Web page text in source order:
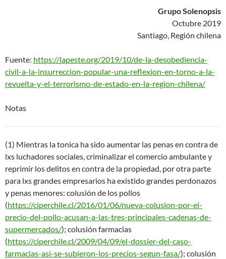
Grupo Solenopsis
Octubre 2019
Santiago, Región chilena
Fuente: https://lapeste.org/2019/10/de-la-desobediencia-
civil-a-la-insurreccion-popular-una-reflexion-en-torno-a-la-
revuelta-y-el-terrorismo-de-estado-en-la-region-chilena/
Notas
(1) Mientras la tonica ha sido aumentar las penas en contra de
lxs luchadores sociales, criminalizar el comercio ambulante y
reprimir los delitos en contra de la propiedad, por otra parte
para lxs grandes empresarios ha existido grandes perdonazos
y penas menores: colusión de los pollos
(https://ciperchile.cl/2016/01/06/nueva-colusion-por-el-
precio-del-pollo-acusan-a-las-tres-principales-cadenas-de-
supermercados/); colusión farmacias
(https://ciperchile.cl/2009/04/09/el-dossier-del-caso-
farmacias-asi-se-subieron-los-precios-segun-fasa/); colusión